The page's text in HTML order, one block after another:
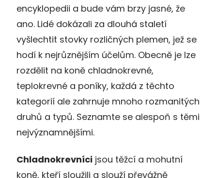
encyklopedii a bude vám brzy jasné, že
ano. Lidé dokázali za dlouhá staletí
vyšlechtit stovky rozličných plemen, jež se
hodí k nejrůznějším účelům. Obecně je lze
rozdělit na koně chladnokrevné,
teplokrevné a poníky, každá z těchto
kategorií ale zahrnuje mnoho rozmanitých
druhů a typů. Seznamte se alespoň s těmi
nejvýznamnějšími.
Chladnokrevníci jsou těžcí a mohutní
koně, kteří sloužili a slouží převážně